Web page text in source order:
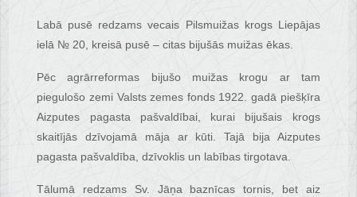
Labā pusē redzams vecais Pilsmuižas krogs Liepājas
ielā № 20, kreisā pusē – citas bijušās muižas ēkas.
Pēc agrārreformas bijušo muižas krogu ar tam
piegulošo zemi Valsts zemes fonds 1922. gadā piešķīra
Aizputes pagasta pašvaldībai, kurai bijušais krogs
skaitījās dzīvojamā māja ar kūti. Tajā bija Aizputes
pagasta pašvaldība, dzīvoklis un labības tirgotava.
Tālumā redzams Sv. Jāņa baznīcas tornis, bet aiz